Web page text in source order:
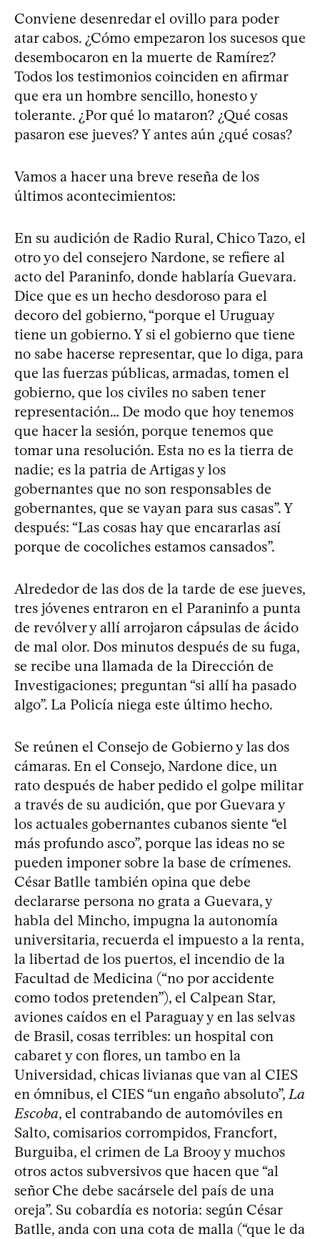
Conviene desenredar el ovillo para poder
atar cabos. ¿Cómo empezaron los sucesos que
desembocaron en la muerte de Ramírez?
Todos los testimonios coinciden en afirmar
que era un hombre sencillo, honesto y
tolerante. ¿Por qué lo mataron? ¿Qué cosas
pasaron ese jueves? Y antes aún ¿qué cosas?
Vamos a hacer una breve reseña de los
últimos acontecimientos:
En su audición de Radio Rural, Chico Tazo, el
otro yo del consejero Nardone, se refiere al
acto del Paraninfo, donde hablaría Guevara.
Dice que es un hecho desdoroso para el
decoro del gobierno, “porque el Uruguay
tiene un gobierno. Y si el gobierno que tiene
no sabe hacerse representar, que lo diga, para
que las fuerzas públicas, armadas, tomen el
gobierno, que los civiles no saben tener
representación… De modo que hoy tenemos
que hacer la sesión, porque tenemos que
tomar una resolución. Esta no es la tierra de
nadie; es la patria de Artigas y los
gobernantes que no son responsables de
gobernantes, que se vayan para sus casas”. Y
después: “Las cosas hay que encararlas así
porque de cocoliches estamos cansados”.
Alrededor de las dos de la tarde de ese jueves,
tres jóvenes entraron en el Paraninfo a punta
de revólver y allí arrojaron cápsulas de ácido
de mal olor. Dos minutos después de su fuga,
se recibe una llamada de la Dirección de
Investigaciones; preguntan “si allí ha pasado
algo”. La Policía niega este último hecho.
Se reúnen el Consejo de Gobierno y las dos
cámaras. En el Consejo, Nardone dice, un
rato después de haber pedido el golpe militar
a través de su audición, que por Guevara y
los actuales gobernantes cubanos siente “el
más profundo asco”, porque las ideas no se
pueden imponer sobre la base de crímenes.
César Batlle también opina que debe
declararse persona no grata a Guevara, y
habla del Mincho, impugna la autonomía
universitaria, recuerda el impuesto a la renta,
la libertad de los puertos, el incendio de la
Facultad de Medicina (“no por accidente
como todos pretenden”), el Calpean Star,
aviones caídos en el Paraguay y en las selvas
de Brasil, cosas terribles: un hospital con
cabaret y con flores, un tambo en la
Universidad, chicas livianas que van al CIES
en ómnibus, el CIES “un engaño absoluto”,La
Escoba, el contrabando de automóviles en
Salto, comisarios corrompidos, Francfort,
Burguiba, el crimen de La Brooy y muchos
otros actos subversivos que hacen que “al
señor Che debe sacársele del país de una
oreja”. Su cobardía es notoria: según César
Batlle, anda con una cota de malla (“que le da